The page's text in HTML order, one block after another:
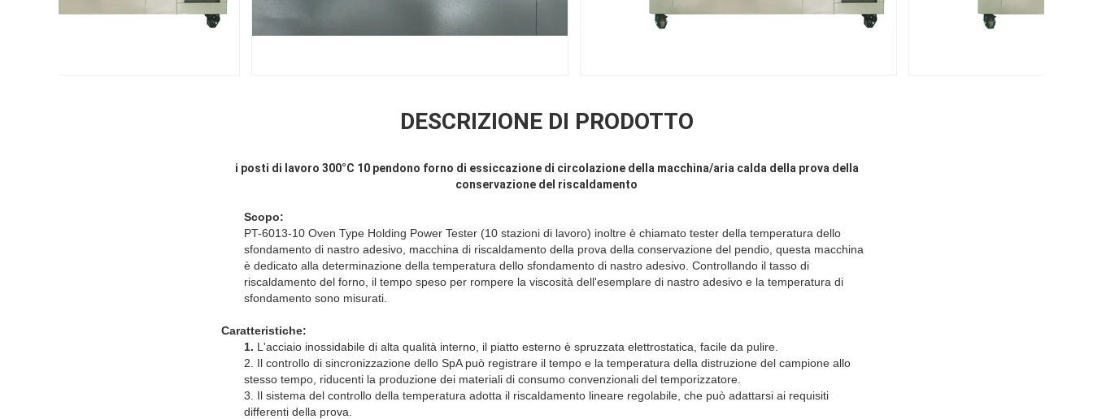
DESCRIZIONE DI PRODOTTO
i posti di lavoro 300°C 10 pendono forno di essiccazione di circolazione della macchina/aria calda della prova della
conservazione del riscaldamento
Scopo:
PT-6013-10 Oven Type Holding Power Tester (10 stazioni di lavoro) inoltre è chiamato tester della temperatura dello
sfondamento di nastro adesivo, macchina di riscaldamento della prova della conservazione del pendio, questa macchina
è dedicato alla determinazione della temperatura dello sfondamento di nastro adesivo. Controllando il tasso di
riscaldamento del forno, il tempo speso per rompere la viscosità dell'esemplare di nastro adesivo e la temperatura di
sfondamento sono misurati.
Caratteristiche:
1. L'acciaio inossidabile di alta qualità interno, il piatto esterno è spruzzata elettrostatica, facile da pulire.
2. Il controllo di sincronizzazione dello SpA può registrare il tempo e la temperatura della distruzione del campione allo
stesso tempo, riducenti la produzione dei materiali di consumo convenzionali del temporizzatore.
3. Il sistema del controllo della temperatura adotta il riscaldamento lineare regolabile, che può adattarsi ai requisiti
differenti della prova.